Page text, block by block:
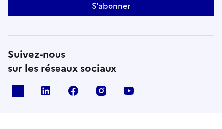
S'abonner
Suivez-nous
sur les réseaux sociaux
Linkedin Facebook Instagram